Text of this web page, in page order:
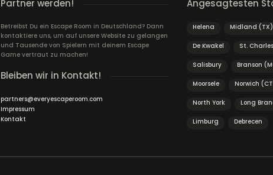
Partner werden!
Betreibst Du ein Escape Room in Deutschland? Dann
kontaktiere uns, um auf unsere Website zu gelangen
und Tausende von Spielern mit deinem Escape
Game vertraut zu machen!
Bleiben wir in Kontakt!
partners@everyescaperoom.com
Impressum
Kontakt
Angesagtesten
Helena Midland (TX)
De Kwakel St.
Salisbury Branson
Moorsele Norwich
North York Long
Limburg Debrecen